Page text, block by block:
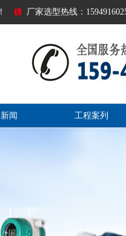
厂家选型热线：
闻 工程案列